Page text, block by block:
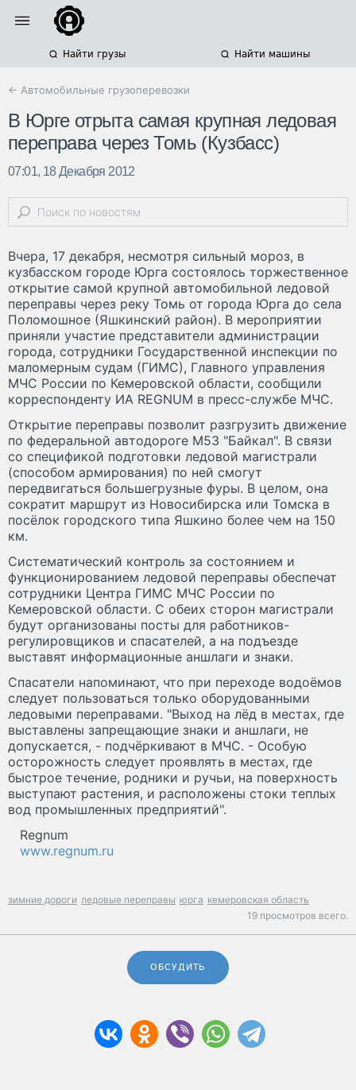
Найти грузы Найти машины
← Автомобильные грузоперевозки
В Юрге отрыта самая крупная ледовая
переправа через Томь (Кузбасс)
07:01, 18 Декабря 2012
Вчера, 17 декабря, несмотря сильный мороз, в
кузбасском городе Юрга состоялось торжественное
открытие самой крупной автомобильной ледовой
переправы через реку Томь от города Юрга до села
Поломошное (Яшкинский район). В мероприятии
приняли участие представители администрации
города, сотрудники Государственной инспекции по
маломерным судам (ГИМС), Главного управления
МЧС России по Кемеровской области, сообщили
корреспонденту ИА REGNUM в пресс-службе МЧС.
Открытие переправы позволит разгрузить движение
по федеральной автодороге М53 "Байкал". В связи
со спецификой подготовки ледовой магистрали
(способом армирования) по ней смогут
передвигаться большегрузные фуры. В целом, она
сократит маршрут из Новосибирска или Томска в
посёлок городского типа Яшкино более чем на 150
км.
Систематический контроль за состоянием и
функционированием ледовой переправы обеспечат
сотрудники Центра ГИМС МЧС России по
Кемеровской области. С обеих сторон магистрали
будут организованы посты для работников-
регулировщиков и спасателей, а на подъезде
выставят информационные аншлаги и знаки.
Спасатели напоминают, что при переходе водоёмов
следует пользоваться только оборудованными
ледовыми переправами. "Выход на лёд в местах, где
выставлены запрещающие знаки и аншлаги, не
допускается, - подчёркивают в МЧС. - Особую
осторожность следует проявлять в местах, где
быстрое течение, родники и ручьи, на поверхность
выступают растения, и расположены стоки теплых
вод промышленных предприятий".
Regnum
www.regnum.ru
зимние дороги ледовые переправы юрга кемеровская область
19 просмотров всего.
ОБСУДИТЬ